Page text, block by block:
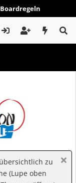
Boardregeln
zu
(Lupe oben